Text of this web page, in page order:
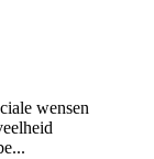
wensen